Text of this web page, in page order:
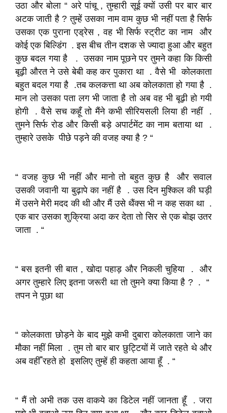
उठा और बोला “ अरे पांचू , तुम्हारी सूई क्यों उसी पर बार बार
अटक जाती है ? तुम्हें उसका नाम वाम कुछ भी नहीं पता है सिर्फ
उसका एक पुराना एड्रेस , वह भी सिर्फ स्ट्रीट का नाम और
कोई एक बिल्डिंग . इस बीच तीन दशक से ज्यादा हुआ और बहुत
कुछ बदल गया है . उसका नाम पूछने पर तुमने कहा कि किसी
बूढ़ी औरत ने उसे बेबी कह कर पुकारा था . वैसे भी कोलकाता
बहुत बदल गया है .तब कलकत्ता था अब कोलकाता हो गया है .
मान लो उसका पता लग भी जाता है तो अब वह भी बूढ़ी हो गयी
होगी . वैसे सच कहूँ तो मैंने कभी सीरियसली लिया ही नहीं .
तुमने सिर्फ रोड और किसी बड़े अपार्टमेंट का नाम बताया था .
तुम्हारे उसके पीछे पड़ने की वजह क्या है ? “
“ वजह कुछ भी नहीं और मानो तो बहुत कुछ है और सवाल
उसकी जवानी या बुढ़ापे का नहीं है . उस दिन मुश्किल की घड़ी
में उसने मेरी मदद की थी और मैं उसे थैंक्स भी न कह सका था .
एक बार उसका शुक्रिया अदा कर देता तो सिर से एक बोझ उतर
जाता . “
“ बस इतनी सी बात , खोदा पहाड़ और निकली चुहिया . और
अगर तुम्हारे लिए इतना जरूरी था तो तुमने क्या किया है ? . “
तपन ने पूछा था
“ कोलकाता छोड़ने के बाद मुझे कभी दुबारा कोलकाता जाने का
मौका नहीं मिला . तुम तो बार बार छुट्टियों में जाते रहते थे और
अब वहीँ रहते हो इसलिए तुम्हें ही कहता आया हूँ . “
“ मैं तो अभी तक उस वाकये का डिटेल नहीं जानता हूँ . जरा